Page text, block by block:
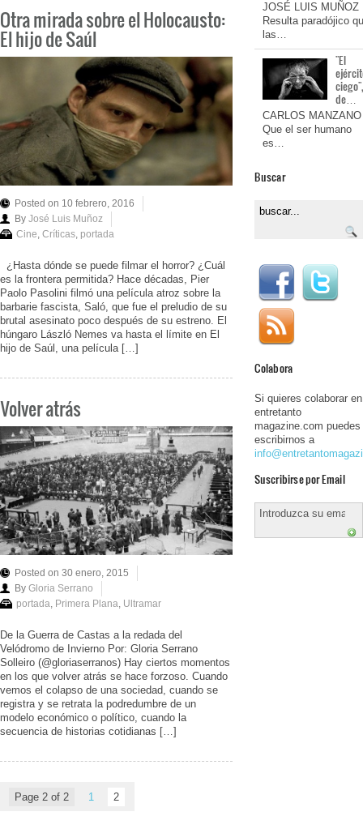
Otra mirada sobre el Holocausto:
El hijo de Saúl
Posted on 10 febrero, 2016
By José Luis Muñoz
Cine, Críticas, portada
¿Hasta dónde se puede filmar el horror? ¿Cuál
es la frontera permitida? Hace décadas, Pier
Paolo Pasolini filmó una película atroz sobre la
barbarie fascista, Saló, que fue el preludio de su
brutal asesinato poco después de su estreno. El
húngaro László Nemes va hasta el límite en El
hijo de Saúl, una película […]
Volver atrás
Posted on 30 enero, 2015
By Gloria Serrano
portada, Primera Plana, Ultramar
De la Guerra de Castas a la redada del
Velódromo de Invierno Por: Gloria Serrano
Solleiro (@gloriaserranos) Hay ciertos momentos
en los que volver atrás se hace forzoso. Cuando
vemos el colapso de una sociedad, cuando se
registra y se retrata la podredumbre de un
modelo económico o político, cuando la
secuencia de historias cotidianas […]
Page 2 of 2 1 2
JOSÉ LUIS MUÑOZ
Resulta paradójico
las…
"El
de…
CARLOS MANZANO
Que el ser humano
es…
Buscar
Colabora
Si quieres colaborar en
entretanto
magazine.com puedes
escribirnos a
Suscribirse por Email